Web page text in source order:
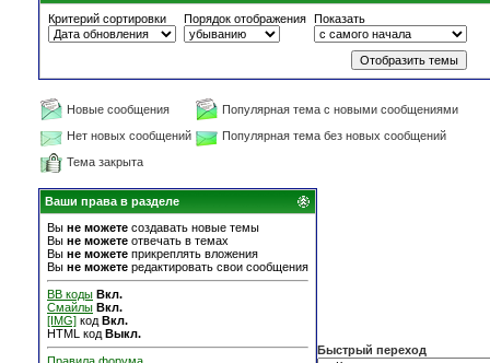
Критерий сортировки
Порядок отображения Показать
Новые сообщения
Популярная тема с новыми сообщениями
Нет новых сообщений
Популярная тема без новых сообщений
Тема закрыта
Ваши права в разделе
Вы не можете создавать новые темы
Вы не можете отвечать в темах
Вы не можете прикреплять вложения
Вы не можете редактировать свои сообщения
BB коды Вкл.
Смайлы Вкл.
[IMG] код Вкл.
HTML код Выкл.
Быстрый переход